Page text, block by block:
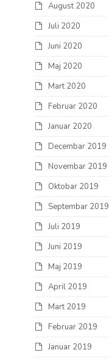
August 2020
Juli 2020
Juni 2020
Maj 2020
Mart 2020
Februar 2020
Januar 2020
Decembar 2019
Novembar 2019
Oktobar 2019
Septembar 2019
Juli 2019
Juni 2019
Maj 2019
April 2019
Mart 2019
Februar 2019
Januar 2019